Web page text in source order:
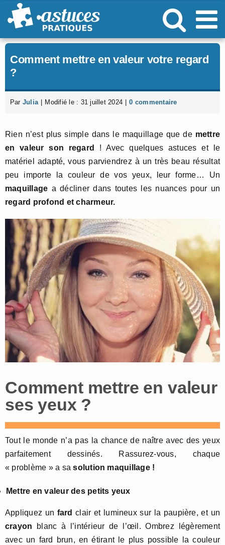
Passer
au
Comment mettre en valeur votre regard
?
Par Julia Modifié le : 31 juillet 2024 0 commentaire
Rien n’est plus simple dans le maquillage que de mettre
en valeur son regard
! Avec quelques astuces et le
matériel adapté, vous parviendrez à un très beau résultat
peu importe la couleur de vos yeux, leur forme… Un
maquillage a décliner dans toutes les nuances pour un
regard profond et charmeur.
Comment mettre en valeur
ses yeux ?
Tout le monde n’a pas la chance de naître avec des yeux
parfaitement dessinés. Rassurez-vous, chaque
« problème » a sasolution maquillage !
Mettre en valeur des petits yeux
Appliquez un fard clair et lumineux sur la paupière, et un
crayon blanc à l’intérieur de l’œil. Ombrez légèrement
avec un fard brun, en étirant le plus possible la couleur